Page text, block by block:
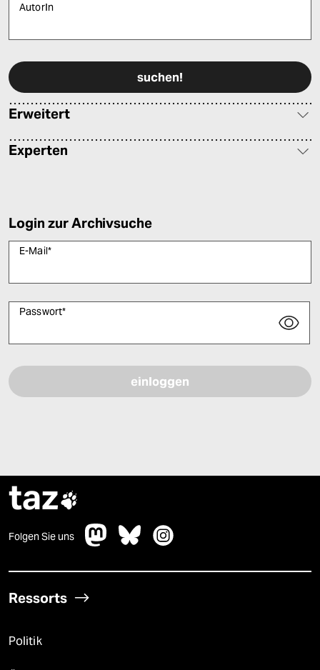
AutorIn
Erweitert
Experten
Login zur Archivsuche
E-Mail*
Passwort*
taz
Folgen Sie uns
Ressorts
Politik